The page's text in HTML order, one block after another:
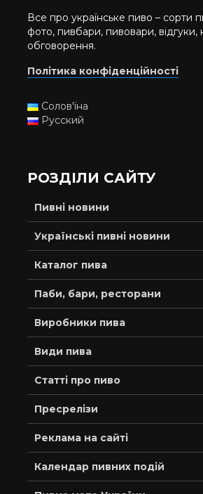
Все про українське пиво – сорти
фото, пивбари, пивовари, відгуки,
обговорення.
Політика конфіденційності
Солов'їна
Русский
РОЗДІЛИ САЙТУ
Пивні новини
Українські пивні новини
Каталог пива
Паби, бари, ресторани
Виробники пива
Види пива
Статті про пиво
Пресрелізи
Реклама на сайті
Календар пивних подій